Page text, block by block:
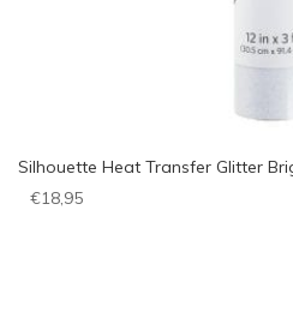
Silhouette Heat Transfer Glitter
€18,95